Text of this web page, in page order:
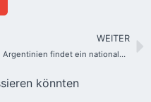
WEITER
In Argentinien findet ein nationaler Kongress der Familien-Misionen statt
könnten